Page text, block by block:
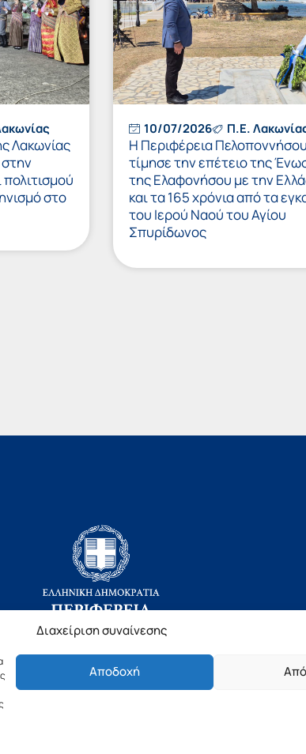
Διαχείριση συναίνεσης
Αποδοχή
Λακωνίας
στο
10/07/2026 Π.Ε.
Η Περιφέρεια Πελοποννήσου
τίμησε την επέτειο της
της Ελαφονήσου με την
και τα 165 χρόνια από τα
του Ιερού Ναού του Αγίου
Σπυρίδωνος
© 2019 Περιφέρεια Πελοποννήσου.
από τηνλimeframeγια την Περιφέρεια Πελοποννήσου